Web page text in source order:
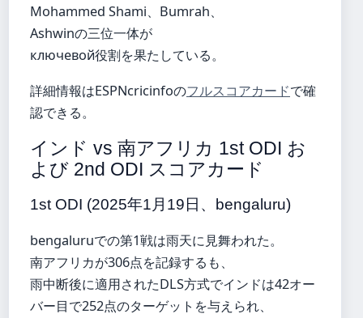
Mohammed Shami、Bumrah、
Ashwinの三位一体が
ключевой役割を果たしている。
詳細情報はESPNcricinfoのフルスコアカードで確
認できる。
インド vs 南アフリカ 1st ODI お
よび 2nd ODI スコアカード
1st ODI (2025年1月19日、bengaluru)
bengaluruでの第1戦は雨天に見舞われた。
南アフリカが306点を記録するも、
雨中断後に適用されたDLS方式でインドは42オー
バー目で252点のターゲットを与えられ、